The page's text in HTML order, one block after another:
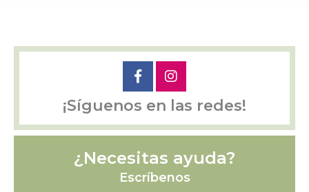
¡Síguenos en las redes!
¿Necesitas ayuda?
Escríbenos